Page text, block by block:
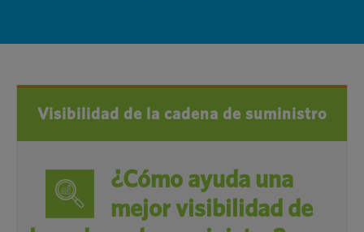
Visibilidad de la cadena de suministro
¿Cómo ayuda una
mejor visibilidad de